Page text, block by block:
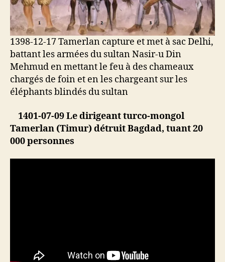
1398-12-17 Tamerlan capture et met à sac Delhi,
battant les armées du sultan Nasir-u Din
Mehmud en mettant le feu à des chameaux
chargés de foin et en les chargeant sur les
éléphants blindés du sultan
1401-07-09 Le dirigeant turco-mongol
Tamerlan (Timur) détruit Bagdad, tuant 20
000 personnes